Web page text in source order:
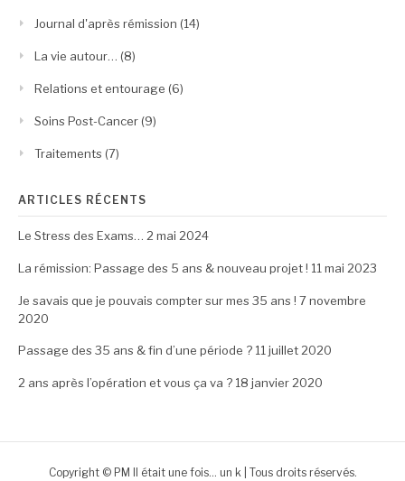
Journal d'après rémission (14)
La vie autour… (8)
Relations et entourage (6)
Soins Post-Cancer (9)
Traitements (7)
ARTICLES RÉCENTS
Le Stress des Exams… 2 mai 2024
La rémission: Passage des 5 ans & nouveau projet ! 11 mai 2023
Je savais que je pouvais compter sur mes 35 ans ! 7 novembre
2020
Passage des 35 ans & fin d’une période ? 11 juillet 2020
2 ans après l’opération et vous ça va ? 18 janvier 2020
Copyright © PM Il était une fois... un k | Tous droits réservés.